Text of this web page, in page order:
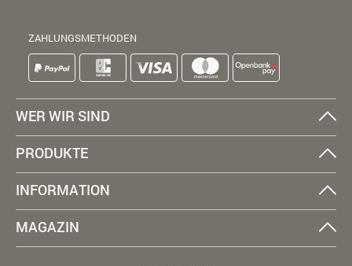
ZAHLUNGSMETHODEN
WER WIR SIND
PRODUKTE
INFORMATION
MAGAZIN